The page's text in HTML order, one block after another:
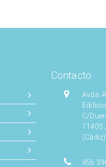
Contacto
Avda.
C/
11405
(Cádiz)
956